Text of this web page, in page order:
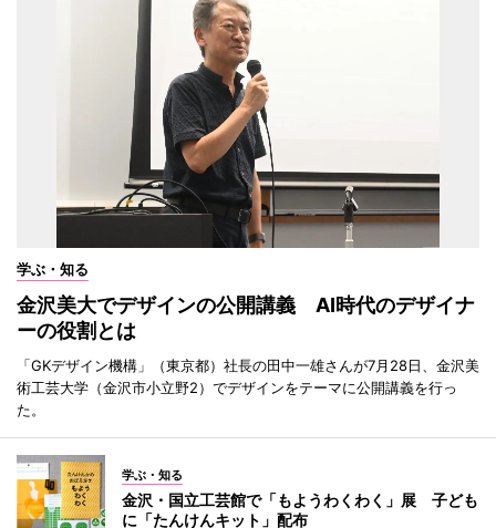
学ぶ・知る
金沢美大でデザインの公開講義 AI時代のデザイナ
ーの役割とは
「GKデザイン機構」（東京都）社長の田中一雄さんが7月28日、金沢美
術工芸大学（金沢市小立野2）でデザインをテーマに公開講義を行っ
た。
学ぶ・知る
金沢・国立工芸館で「もようわくわく」展 子ども
に「たんけんキット」配布